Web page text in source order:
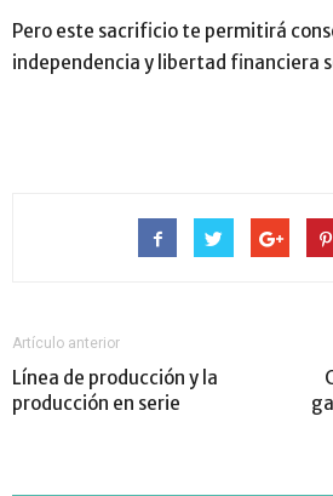
Pero este sacrificio te permitirá
independencia y libertad financiera
Artículo anterior
Línea de producción y la
producción en serie